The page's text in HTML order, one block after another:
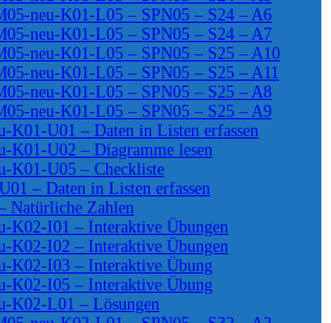
neu-K01-L05 – SPN05 – S24 – A6
neu-K01-L05 – SPN05 – S24 – A7
neu-K01-L05 – SPN05 – S25 – A10
neu-K01-L05 – SPN05 – S25 – A11
neu-K01-L05 – SPN05 – S25 – A8
neu-K01-L05 – SPN05 – S25 – A9
K01-U01 – Daten in Listen erfassen
K01-U02 – Diagramme lesen
K01-U05 – Checkliste
– Daten in Listen erfassen
Natürliche Zahlen
K02-I01 – Interaktive Übungen
K02-I02 – Interaktive Übungen
K02-I03 – Interaktive Übung
K02-I05 – Interaktive Übung
K02-L01 – Lösungen